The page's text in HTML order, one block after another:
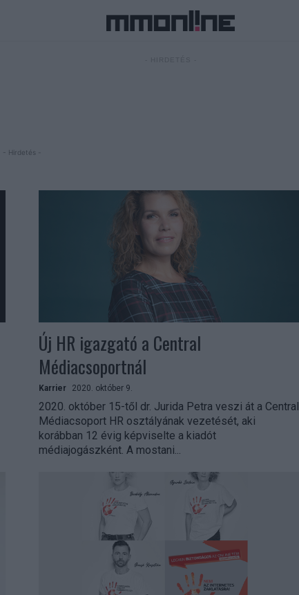
- Hirdetés -
Új HR igazgató a Central
Médiacsoportnál
Karrier 2020. október 9.
2020. október 15-től dr. Jurida Petra veszi át a Central
Médiacsoport HR osztályának vezetését, aki
korábban 12 évig képviselte a kiadót
médiajogászként. A mostani...